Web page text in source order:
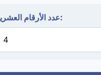
عدد الأرقام العشرية: